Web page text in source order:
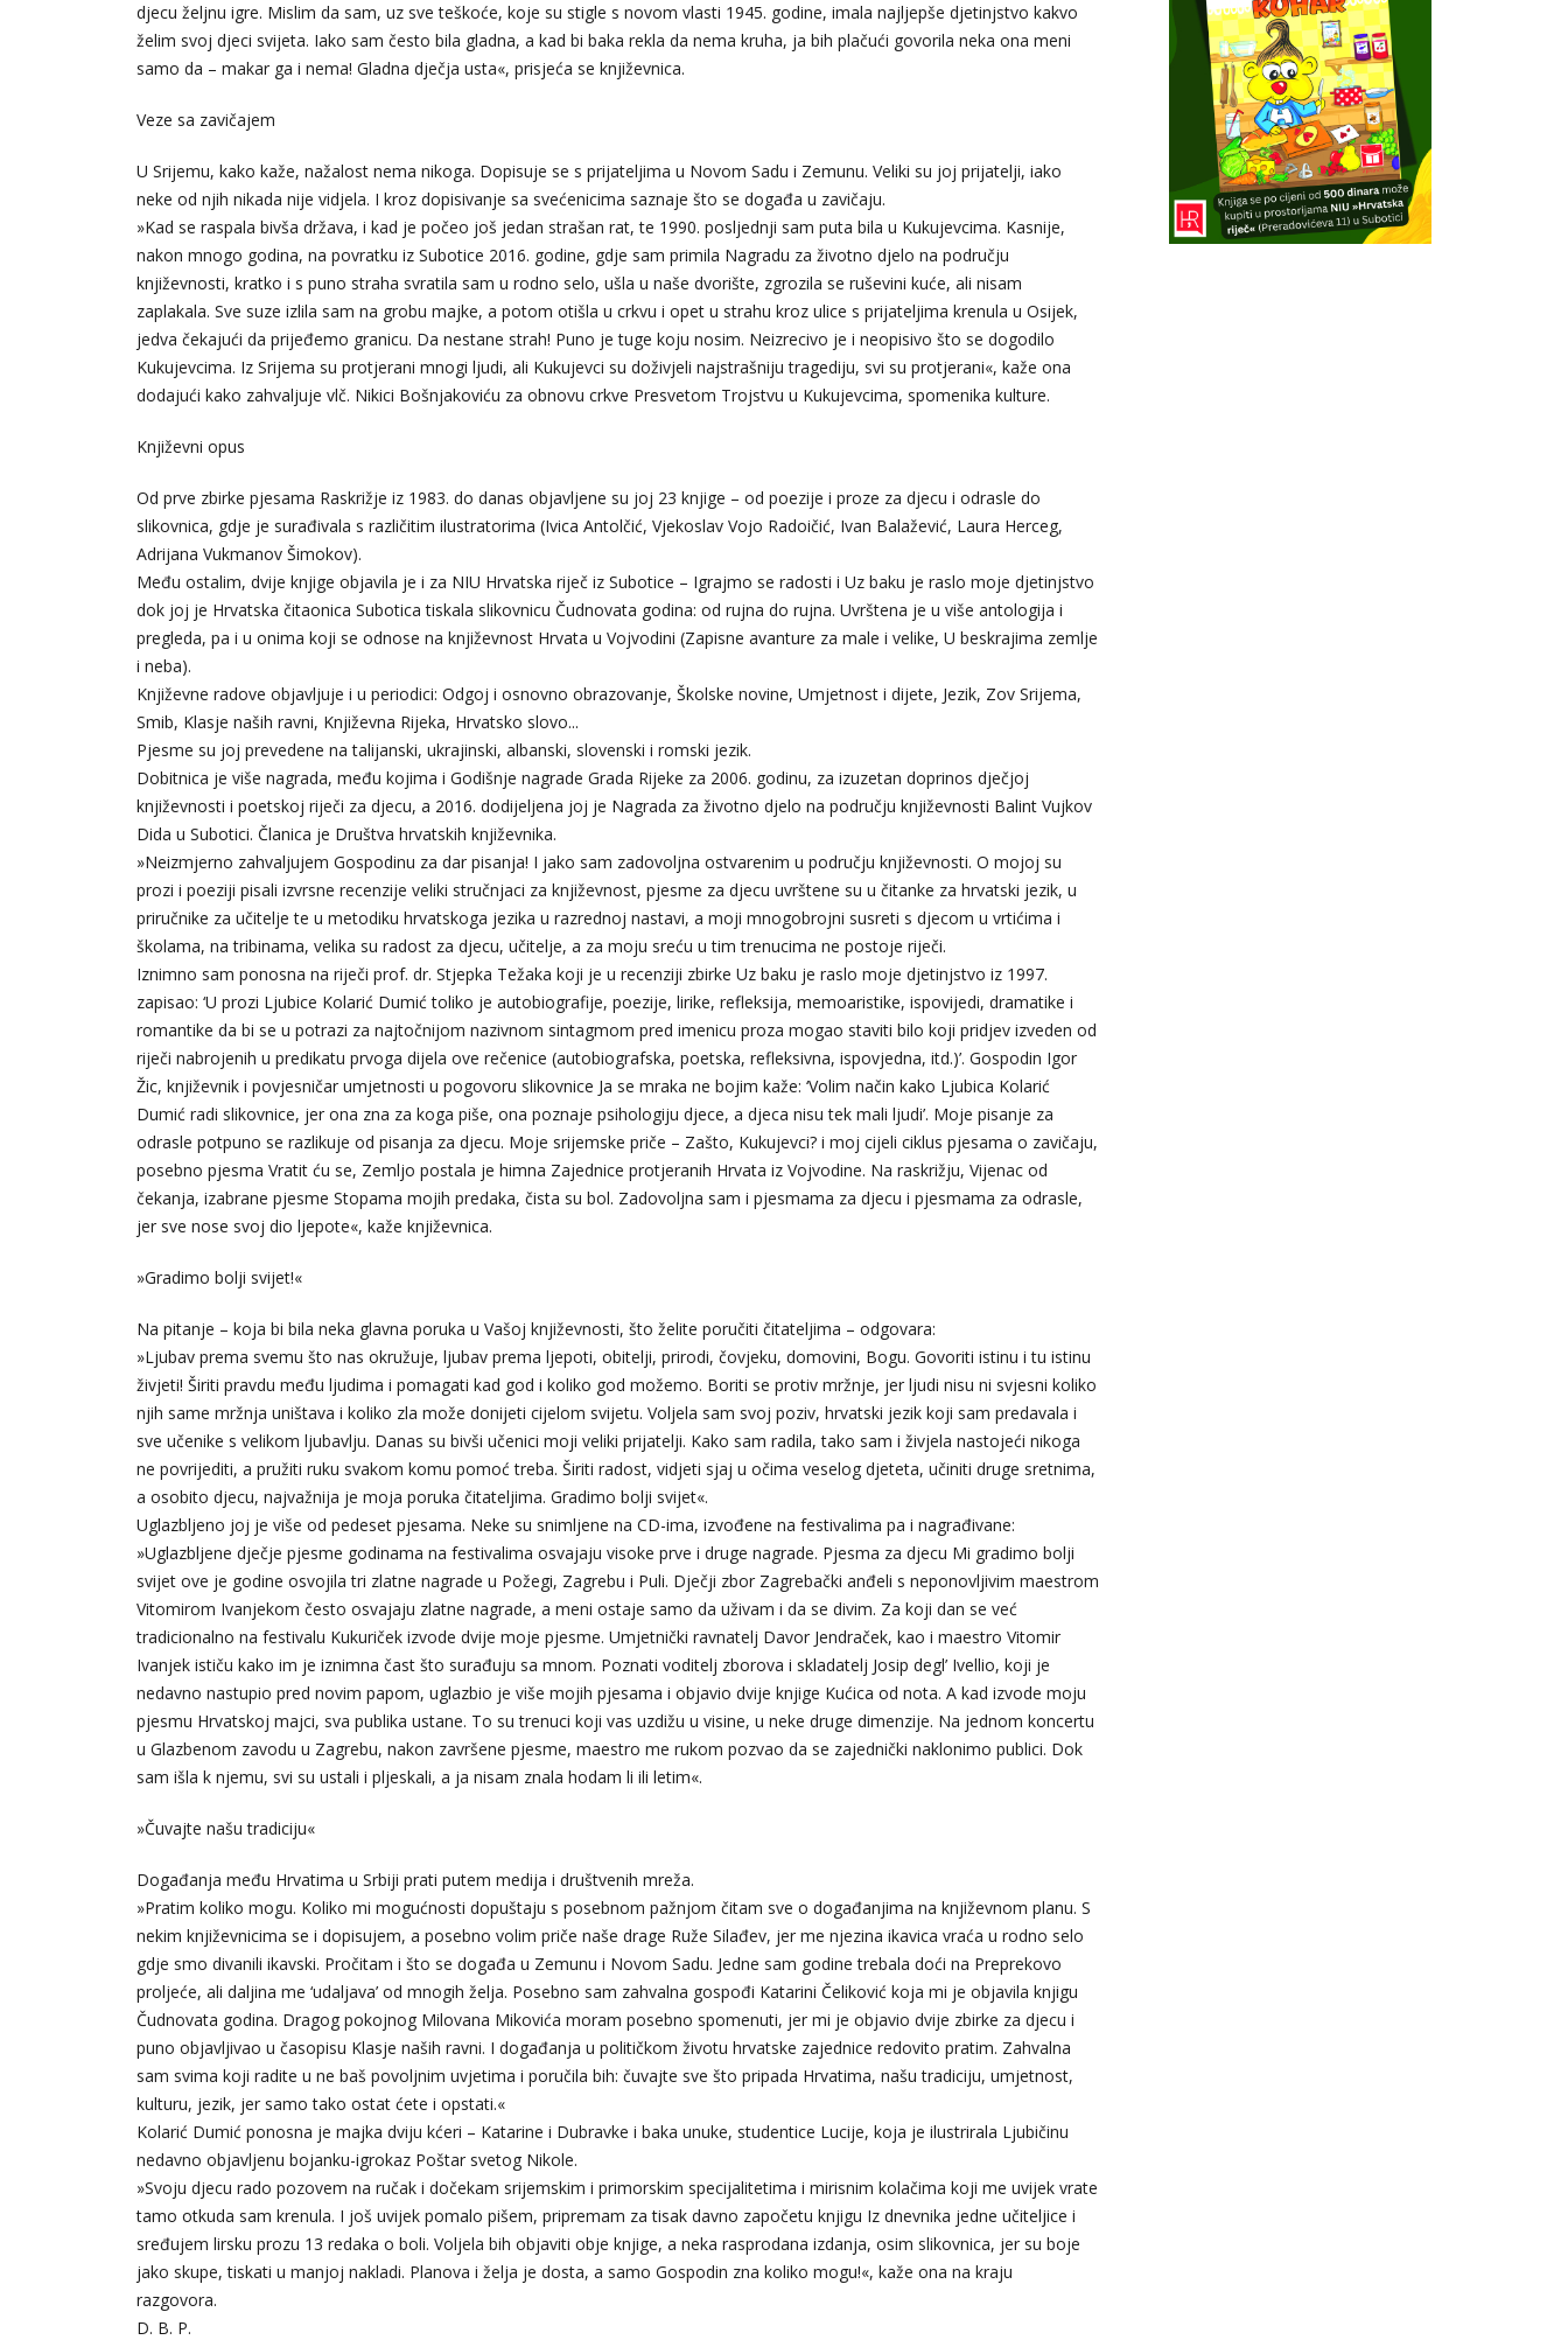
djecu željnu igre. Mislim da sam, uz sve teškoće, koje su stigle s novom vlasti 1945. godine, imala najljepše djetinjstvo kakvo
želim svoj djeci svijeta. Iako sam često bila gladna, a kad bi baka rekla da nema kruha, ja bih plačući govorila neka ona meni
samo da – makar ga i nema! Gladna dječja usta«, prisjeća se književnica.
Veze sa zavičajem
U Srijemu, kako kaže, nažalost nema nikoga. Dopisuje se s prijateljima u Novom Sadu i Zemunu. Veliki su joj prijatelji, iako
neke od njih nikada nije vidjela. I kroz dopisivanje sa svećenicima saznaje što se događa u zavičaju.
»Kad se raspala bivša država, i kad je počeo još jedan strašan rat, te 1990. posljednji sam puta bila u Kukujevcima. Kasnije,
nakon mnogo godina, na povratku iz Subotice 2016. godine, gdje sam primila Nagradu za životno djelo na području
književnosti, kratko i s puno straha svratila sam u rodno selo, ušla u naše dvorište, zgrozila se ruševini kuće, ali nisam
zaplakala. Sve suze izlila sam na grobu majke, a potom otišla u crkvu i opet u strahu kroz ulice s prijateljima krenula u Osijek,
jedva čekajući da prijeđemo granicu. Da nestane strah! Puno je tuge koju nosim. Neizrecivo je i neopisivo što se dogodilo
Kukujevcima. Iz Srijema su protjerani mnogi ljudi, ali Kukujevci su doživjeli najstrašniju tragediju, svi su protjerani«, kaže ona
dodajući kako zahvaljuje vlč. Nikici Bošnjakoviću za obnovu crkve Presvetom Trojstvu u Kukujevcima, spomenika kulture.
Književni opus
Od prve zbirke pjesama Raskrižje iz 1983. do danas objavljene su joj 23 knjige – od poezije i proze za djecu i odrasle do
slikovnica, gdje je surađivala s različitim ilustratorima (Ivica Antolčić, Vjekoslav Vojo Radoičić, Ivan Balažević, Laura Herceg,
Adrijana Vukmanov Šimokov).
Među ostalim, dvije knjige objavila je i za NIU Hrvatska riječ iz Subotice – Igrajmo se radosti i Uz baku je raslo moje djetinjstvo
dok joj je Hrvatska čitaonica Subotica tiskala slikovnicu Čudnovata godina: od rujna do rujna. Uvrštena je u više antologija i
pregleda, pa i u onima koji se odnose na književnost Hrvata u Vojvodini (Zapisne avanture za male i velike, U beskrajima zemlje
i neba).
Književne radove objavljuje i u periodici: Odgoj i osnovno obrazovanje, Školske novine, Umjetnost i dijete, Jezik, Zov Srijema,
Smib, Klasje naših ravni, Književna Rijeka, Hrvatsko slovo...
Pjesme su joj prevedene na talijanski, ukrajinski, albanski, slovenski i romski jezik.
Dobitnica je više nagrada, među kojima i Godišnje nagrade Grada Rijeke za 2006. godinu, za izuzetan doprinos dječjoj
književnosti i poetskoj riječi za djecu, a 2016. dodijeljena joj je Nagrada za životno djelo na području književnosti Balint Vujkov
Dida u Subotici. Članica je Društva hrvatskih književnika.
»Neizmjerno zahvaljujem Gospodinu za dar pisanja! I jako sam zadovoljna ostvarenim u području književnosti. O mojoj su
prozi i poeziji pisali izvrsne recenzije veliki stručnjaci za književnost, pjesme za djecu uvrštene su u čitanke za hrvatski jezik, u
priručnike za učitelje te u metodiku hrvatskoga jezika u razrednoj nastavi, a moji mnogobrojni susreti s djecom u vrtićima i
školama, na tribinama, velika su radost za djecu, učitelje, a za moju sreću u tim trenucima ne postoje riječi.
Iznimno sam ponosna na riječi prof. dr. Stjepka Težaka koji je u recenziji zbirke Uz baku je raslo moje djetinjstvo iz 1997.
zapisao: ‘U prozi Ljubice Kolarić Dumić toliko je autobiografije, poezije, lirike, refleksija, memoaristike, ispovijedi, dramatike i
romantike da bi se u potrazi za najtočnijom nazivnom sintagmom pred imenicu proza mogao staviti bilo koji pridjev izveden od
riječi nabrojenih u predikatu prvoga dijela ove rečenice (autobiografska, poetska, refleksivna, ispovjedna, itd.)’. Gospodin Igor
Žic, književnik i povjesničar umjetnosti u pogovoru slikovnice Ja se mraka ne bojim kaže: ‘Volim način kako Ljubica Kolarić
Dumić radi slikovnice, jer ona zna za koga piše, ona poznaje psihologiju djece, a djeca nisu tek mali ljudi’. Moje pisanje za
odrasle potpuno se razlikuje od pisanja za djecu. Moje srijemske priče – Zašto, Kukujevci? i moj cijeli ciklus pjesama o zavičaju,
posebno pjesma Vratit ću se, Zemljo postala je himna Zajednice protjeranih Hrvata iz Vojvodine. Na raskrižju, Vijenac od
čekanja, izabrane pjesme Stopama mojih predaka, čista su bol. Zadovoljna sam i pjesmama za djecu i pjesmama za odrasle,
jer sve nose svoj dio ljepote«, kaže književnica.
»Gradimo bolji svijet!«
Na pitanje – koja bi bila neka glavna poruka u Vašoj književnosti, što želite poručiti čitateljima – odgovara:
»Ljubav prema svemu što nas okružuje, ljubav prema ljepoti, obitelji, prirodi, čovjeku, domovini, Bogu. Govoriti istinu i tu istinu
živjeti! Širiti pravdu među ljudima i pomagati kad god i koliko god možemo. Boriti se protiv mržnje, jer ljudi nisu ni svjesni koliko
njih same mržnja uništava i koliko zla može donijeti cijelom svijetu. Voljela sam svoj poziv, hrvatski jezik koji sam predavala i
sve učenike s velikom ljubavlju. Danas su bivši učenici moji veliki prijatelji. Kako sam radila, tako sam i živjela nastojeći nikoga
ne povrijediti, a pružiti ruku svakom komu pomoć treba. Širiti radost, vidjeti sjaj u očima veselog djeteta, učiniti druge sretnima,
a osobito djecu, najvažnija je moja poruka čitateljima. Gradimo bolji svijet«.
Uglazbljeno joj je više od pedeset pjesama. Neke su snimljene na CD-ima, izvođene na festivalima pa i nagrađivane:
»Uglazbljene dječje pjesme godinama na festivalima osvajaju visoke prve i druge nagrade. Pjesma za djecu Mi gradimo bolji
svijet ove je godine osvojila tri zlatne nagrade u Požegi, Zagrebu i Puli. Dječji zbor Zagrebački anđeli s neponovljivim maestrom
Vitomirom Ivanjekom često osvajaju zlatne nagrade, a meni ostaje samo da uživam i da se divim. Za koji dan se već
tradicionalno na festivalu Kukuriček izvode dvije moje pjesme. Umjetnički ravnatelj Davor Jendraček, kao i maestro Vitomir
Ivanjek ističu kako im je iznimna čast što surađuju sa mnom. Poznati voditelj zborova i skladatelj Josip degl’ Ivellio, koji je
nedavno nastupio pred novim papom, uglazbio je više mojih pjesama i objavio dvije knjige Kućica od nota. A kad izvode moju
pjesmu Hrvatskoj majci, sva publika ustane. To su trenuci koji vas uzdižu u visine, u neke druge dimenzije. Na jednom koncertu
u Glazbenom zavodu u Zagrebu, nakon završene pjesme, maestro me rukom pozvao da se zajednički naklonimo publici. Dok
sam išla k njemu, svi su ustali i pljeskali, a ja nisam znala hodam li ili letim«.
»Čuvajte našu tradiciju«
Događanja među Hrvatima u Srbiji prati putem medija i društvenih mreža.
»Pratim koliko mogu. Koliko mi mogućnosti dopuštaju s posebnom pažnjom čitam sve o događanjima na književnom planu. S
nekim književnicima se i dopisujem, a posebno volim priče naše drage Ruže Silađev, jer me njezina ikavica vraća u rodno selo
gdje smo divanili ikavski. Pročitam i što se događa u Zemunu i Novom Sadu. Jedne sam godine trebala doći na Preprekovo
proljeće, ali daljina me ‘udaljava’ od mnogih želja. Posebno sam zahvalna gospođi Katarini Čeliković koja mi je objavila knjigu
Čudnovata godina. Dragog pokojnog Milovana Mikovića moram posebno spomenuti, jer mi je objavio dvije zbirke za djecu i
puno objavljivao u časopisu Klasje naših ravni. I događanja u političkom životu hrvatske zajednice redovito pratim. Zahvalna
sam svima koji radite u ne baš povoljnim uvjetima i poručila bih: čuvajte sve što pripada Hrvatima, našu tradiciju, umjetnost,
kulturu, jezik, jer samo tako ostat ćete i opstati.«
Kolarić Dumić ponosna je majka dviju kćeri – Katarine i Dubravke i baka unuke, studentice Lucije, koja je ilustrirala Ljubičinu
nedavno objavljenu bojanku-igrokaz Poštar svetog Nikole.
»Svoju djecu rado pozovem na ručak i dočekam srijemskim i primorskim specijalitetima i mirisnim kolačima koji me uvijek vrate
tamo otkuda sam krenula. I još uvijek pomalo pišem, pripremam za tisak davno započetu knjigu Iz dnevnika jedne učiteljice i
sređujem lirsku prozu 13 redaka o boli. Voljela bih objaviti obje knjige, a neka rasprodana izdanja, osim slikovnica, jer su boje
jako skupe, tiskati u manjoj nakladi. Planova i želja je dosta, a samo Gospodin zna koliko mogu!«, kaže ona na kraju
razgovora.
D. B. P.